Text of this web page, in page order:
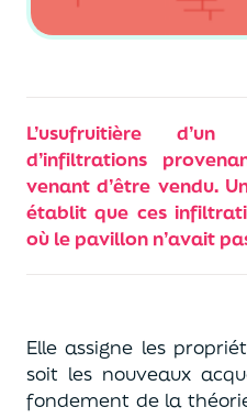
L’usufruitière
d’infiltrations
venant d’être vendu.
établit que ces
où le pavillon n’avait
Elle assigne les
soit les nouveaux
fondement de la